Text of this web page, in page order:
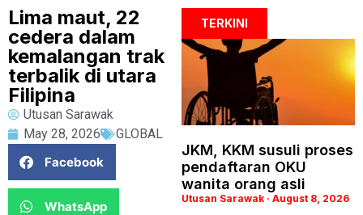
Lima maut, 22
cedera dalam
kemalangan trak
terbalik di utara
Filipina
Utusan Sarawak
May 28, 2026
GLOBAL
Facebook
WhatsApp
TERKINI
JKM, KKM susuli proses
pendaftaran OKU
wanita orang asli
Utusan Sarawak August 8, 2026